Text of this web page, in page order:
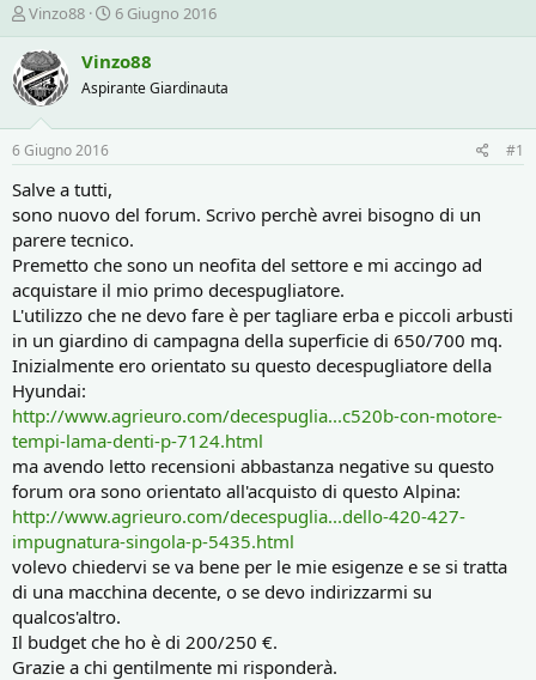
C
r
e
a
t
o
r
e
D
s
c
u
s
s
o
n
e
Vinzo88
D
a
t
d
n
i
o
6 Giugno 2016
Vinzo88
Aspirante Giardinauta
6 Giugno 2016 #1
Salve a tutti,
sono nuovo del forum. Scrivo perchè avrei bisogno di un
parere tecnico.
Premetto che sono un neofita del settore e mi accingo ad
acquistare il mio primo decespugliatore.
L'utilizzo che ne devo fare è per tagliare erba e piccoli arbusti
in un giardino di campagna della superficie di 650/700 mq.
Inizialmente ero orientato su questo decespugliatore della
Hyundai:
http://www.agrieuro.com/decespuglia...c520b-con-motore-
tempi-lama-denti-p-7124.html
ma avendo letto recensioni abbastanza negative su questo
forum ora sono orientato all'acquisto di questo Alpina:
http://www.agrieuro.com/decespuglia...dello-420-427-
impugnatura-singola-p-5435.html
volevo chiedervi se va bene per le mie esigenze e se si tratta
di una macchina decente, o se devo indirizzarmi su
qualcos'altro.
Il budget che ho è di 200/250 €.
Grazie a chi gentilmente mi risponderà.